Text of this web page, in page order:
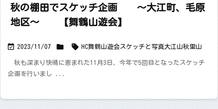
秋の棚田でスケッチ企画 ～大江町、毛原
地区～ 【舞鶴山遊会】
 2023/11/07   HC舞鶴山遊会スケッチと写真大江山秋里山
秋も深まり快晴に恵まれた11月3日、今年で5回目となったスケッチ
企画を行いまし ...